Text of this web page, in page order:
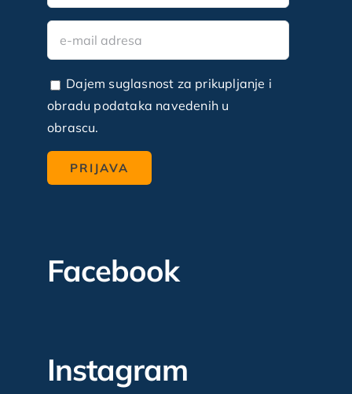
Dajem suglasnost za prikupljanje i
obradu podataka navedenih u
obrascu.
Facebook
Instagram